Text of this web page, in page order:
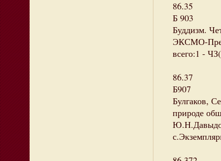
86.35
Б 903
Буддизм.
ЭКСМО-
всего:1 -
86.37
Б907
Булгаков,
природе